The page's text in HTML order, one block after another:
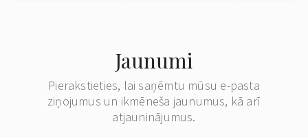
Jaunumi
Pierakstieties, lai saņēmtu mūsu e-pasta
ziņojumus un ikmēneša jaunumus, kā arī
atjauninājumus.